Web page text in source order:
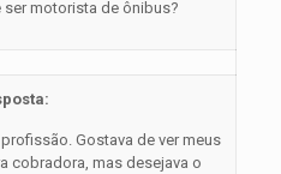
ser motorista de ônibus?
Gostava de ver meus
cobradora, mas desejava o